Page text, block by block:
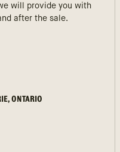
will provide you with
after the sale.
ONTARIO